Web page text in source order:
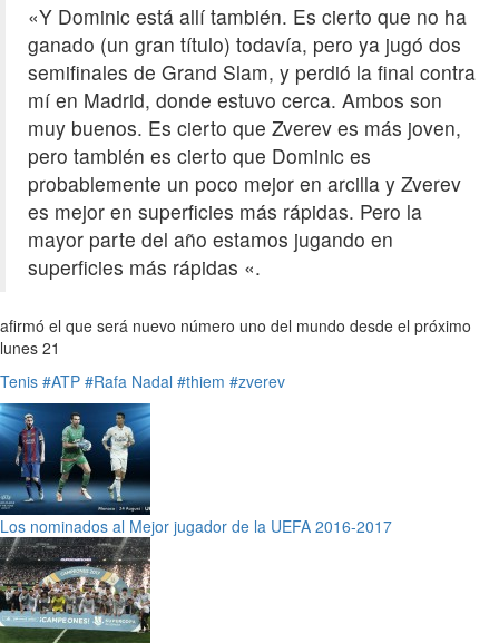
«Y Dominic está allí también. Es cierto que no ha
ganado (un gran título) todavía, pero ya jugó dos
semifinales de Grand Slam, y perdió la final contra
mí en Madrid, donde estuvo cerca. Ambos son
muy buenos. Es cierto que Zverev es más joven,
pero también es cierto que Dominic es
probablemente un poco mejor en arcilla y Zverev
es mejor en superficies más rápidas. Pero la
mayor parte del año estamos jugando en
superficies más rápidas «.
afirmó el que será nuevo número uno del mundo desde el próximo
lunes 21
Tenis #ATP #Rafa Nadal #thiem #zverev
Los nominados al Mejor jugador de la UEFA 2016-2017